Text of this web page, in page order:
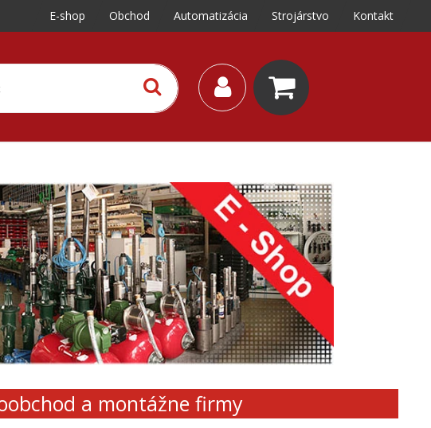
E-shop Obchod Automatizácia Strojárstvo Kontakt
a montážne firmy